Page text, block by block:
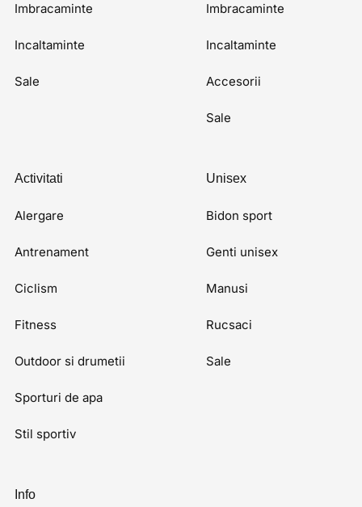
Imbracaminte
Incaltaminte
Sale
Imbracaminte
Incaltaminte
Accesorii
Sale
Activitati
Alergare
Antrenament
Ciclism
Fitness
Outdoor si drumetii
Sporturi de apa
Stil sportiv
Unisex
Bidon sport
Genti unisex
Manusi
Rucsaci
Sale
Info